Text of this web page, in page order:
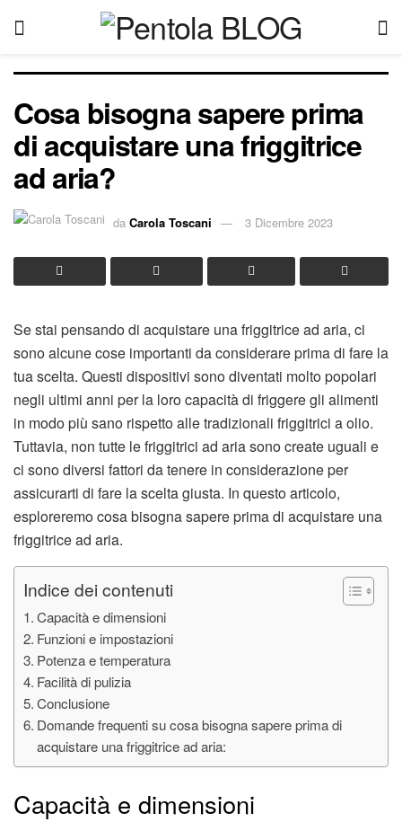
Cosa bisogna sapere prima
di acquistare una friggitrice
ad aria?
da Carola Toscani 3 Dicembre 2023
Se stai pensando di acquistare una friggitrice ad aria, ci
sono alcune cose importanti da considerare prima di fare la
tua scelta. Questi dispositivi sono diventati molto popolari
negli ultimi anni per la loro capacità di friggere gli alimenti
in modo più sano rispetto alle tradizionali friggitrici a olio.
Tuttavia, non tutte le friggitrici ad aria sono create uguali e
ci sono diversi fattori da tenere in considerazione per
assicurarti di fare la scelta giusta. In questo articolo,
esploreremo cosa bisogna sapere prima di acquistare una
friggitrice ad aria.
Indice dei contenuti
Capacità e dimensioni
Funzioni e impostazioni
Potenza e temperatura
Facilità di pulizia
Conclusione
Domande frequenti su cosa bisogna sapere prima di
acquistare una friggitrice ad aria:
Capacità e dimensioni